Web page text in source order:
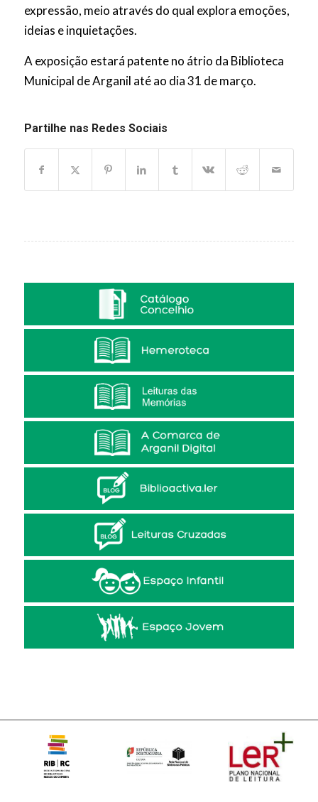
expressão, meio através do qual explora emoções,
ideias e inquietações.
A exposição estará patente no átrio da Biblioteca
Municipal de Arganil até ao dia 31 de março.
Partilhe nas Redes Sociais